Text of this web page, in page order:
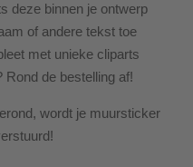
deze binnen je ontwerp
of andere tekst toe
met unieke cliparts
Rond de bestelling af!
wordt je muursticker